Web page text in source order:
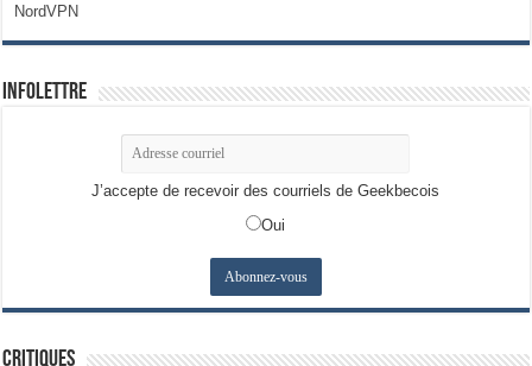
NordVPN
Infolettre
J’accepte de recevoir des courriels de Geekbecois
Oui
Critiques